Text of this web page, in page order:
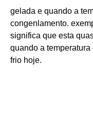
gelada e quando a
congenlamento.
significa que esta
quando a
frio hoje.